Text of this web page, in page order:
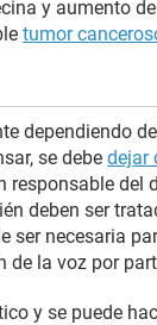
y aumento
tumor
dependiendo
se debe dejar
responsable del
deben ser
ser necesaria
de la voz por
y se puede